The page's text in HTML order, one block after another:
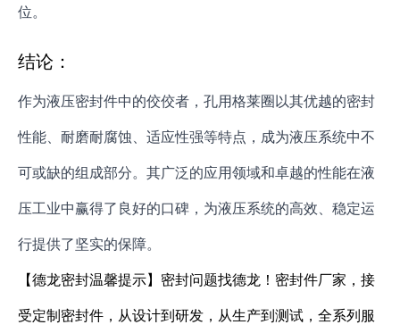
位。
结论：
作为液压密封件中的佼佼者，孔用格莱圈以其优越的密封
性能、耐磨耐腐蚀、适应性强等特点，成为液压系统中不
可或缺的组成部分。其广泛的应用领域和卓越的性能在液
压工业中赢得了良好的口碑，为液压系统的高效、稳定运
行提供了坚实的保障。
【德龙密封温馨提示】密封问题找德龙！密封件厂家，接
受定制密封件，从设计到研发，从生产到测试，全系列服